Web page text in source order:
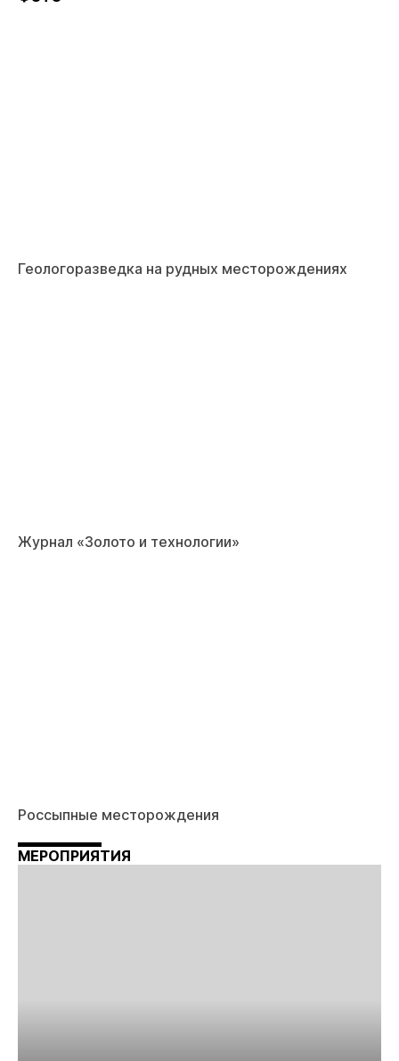
Геологоразведка на рудных месторождениях
Журнал «Золото и технологии»
Россыпные месторождения
МЕРОПРИЯТИЯ